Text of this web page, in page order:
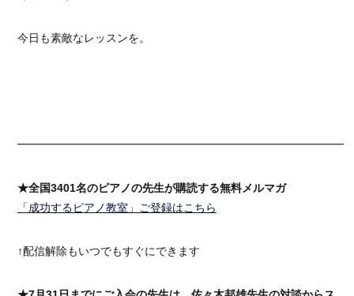
今日も素敵なレッスンを。
★全国3401名のピアノの先生が購読する無料メルマガ
「成功するピアノ教室」ご登録はこちら
↑配信解除もいつでもすぐにできます